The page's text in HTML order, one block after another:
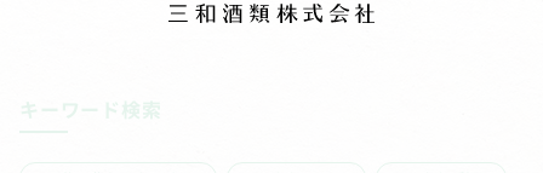
キーワード検索